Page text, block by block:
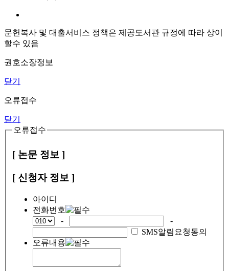
문헌복사 및 대출서비스 정책은 제공도서관 규정에 따라 상이
할수 있음
권호소장정보
닫기
오류접수
닫기
오류접수
[ 논문 정보 ]
[ 신청자 정보 ]
아이디
전화번호
-
-
SMS알림요청동의
오류내용